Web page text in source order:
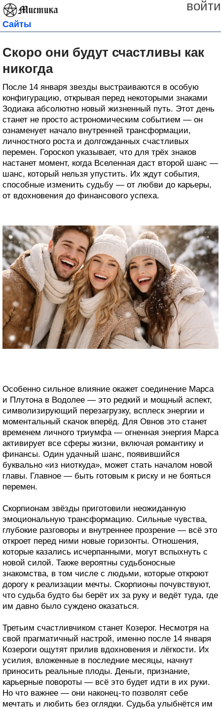
войти
Сайты
Скоро они будут счастливы как
никогда
После 14 января звезды выстраиваются в особую
конфигурацию, открывая перед некоторыми знаками
Зодиака абсолютно новый жизненный путь. Этот день
станет не просто астрономическим событием — он
ознаменует начало внутренней трансформации,
личностного роста и долгожданных счастливых
перемен. Гороскоп указывает, что для трёх знаков
настанет момент, когда Вселенная даст второй шанс —
шанс, который нельзя упустить. Их ждут события,
способные изменить судьбу — от любви до карьеры,
от вдохновения до финансового успеха.
Особенно сильное влияние окажет соединение Марса
и Плутона в Водолее — это редкий и мощный аспект,
символизирующий перезагрузку, всплеск энергии и
моментальный скачок вперёд. Для Овнов это станет
временем личного триумфа — огненная энергия Марса
активирует все сферы жизни, включая романтику и
финансы. Один удачный шанс, появившийся
буквально «из ниоткуда», может стать началом новой
главы. Главное — быть готовым к риску и не бояться
перемен.
Скорпионам звёзды приготовили неожиданную
эмоциональную трансформацию. Сильные чувства,
глубокие разговоры и внутреннее прозрение — всё это
откроет перед ними новые горизонты. Отношения,
которые казались исчерпанными, могут вспыхнуть с
новой силой. Также вероятны судьбоносные
знакомства, в том числе с людьми, которые откроют
дорогу к реализации мечты. Скорпионы почувствуют,
что судьба будто бы берёт их за руку и ведёт туда, где
им давно было суждено оказаться.
Третьим счастливчиком станет Козерог. Несмотря на
свой прагматичный настрой, именно после 14 января
Козероги ощутят прилив вдохновения и лёгкости. Их
усилия, вложенные в последние месяцы, начнут
приносить реальные плоды. Деньги, признание,
карьерные повороты — всё это будет идти в их руки.
Но что важнее — они наконец-то позволят себе
мечтать и любить без оглядки. Судьба улыбнётся им